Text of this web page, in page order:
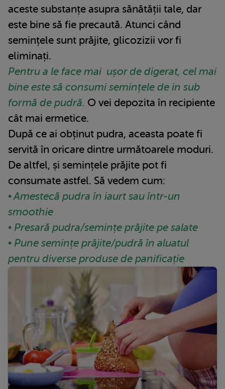
aceste substanțe asupra sănătății tale, dar
este bine să fie precaută. Atunci când
semințele sunt prăjite, glicozizii vor fi
eliminați.
Pentru a le face mai ușor de digerat, cel mai
bine este să consumi semințele de in sub
formă de pudră. O vei depozita în recipiente
cât mai ermetice.
După ce ai obținut pudra, aceasta poate fi
servită în oricare dintre următoarele moduri.
De altfel, și semințele prăjite pot fi
consumate astfel. Să vedem cum:
• Amestecă pudra în iaurt sau într-un
smoothie
• Presară pudra/semințe prăjite pe salate
• Pune semințe prăjite/pudră în aluatul
pentru diverse produse de panificație